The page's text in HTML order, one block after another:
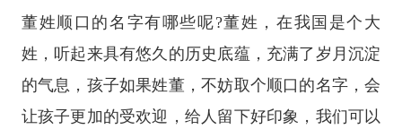
董姓顺口的名字有哪些呢?董姓，在我国是个大
姓，听起来具有悠久的历史底蕴，充满了岁月沉淀
的气息，孩子如果姓董，不妨取个顺口的名字，会
让孩子更加的受欢迎，给人留下好印象，我们可以